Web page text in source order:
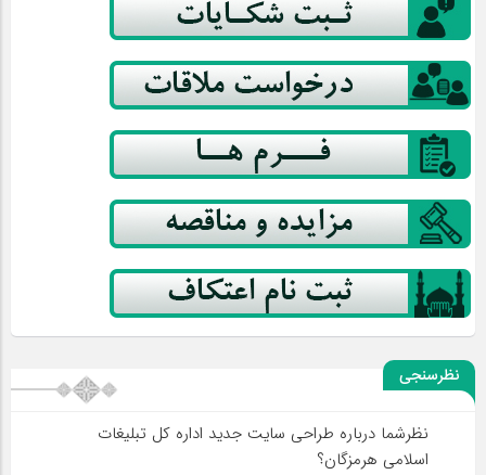
نظرسنجی
نظرشما درباره طراحی سایت جدید اداره کل تبلیغات
اسلامی هرمزگان؟